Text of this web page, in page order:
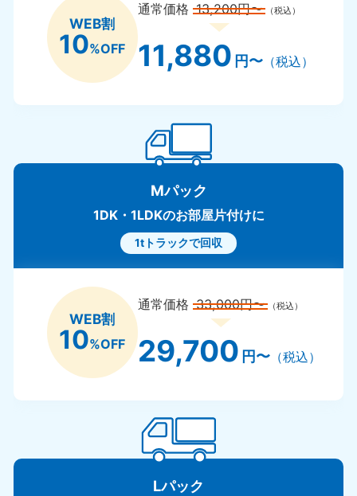
WEB割
10%OFF
通常価格13,200円〜 （税込）
11,880 円〜（税込）
Mパック
1DK・1LDKのお部屋片付けに
1tトラックで回収
WEB割
10%OFF
通常価格33,000円〜 （税込）
29,700 円〜（税込）
Lパック